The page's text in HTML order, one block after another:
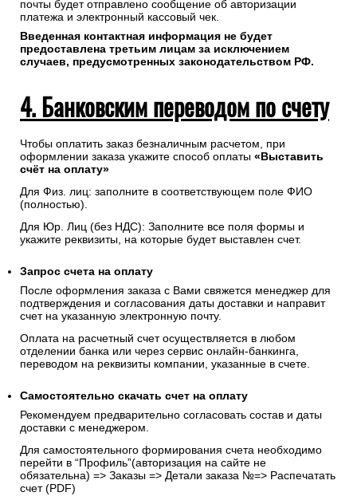
почты будет отправлено сообщение об авторизации
платежа и электронный кассовый чек.
Введенная контактная информация не будет
предоставлена третьим лицам за исключением
случаев, предусмотренных законодательством РФ.
4. Банковским переводом по счету
Чтобы оплатить заказ безналичным расчетом, при
оформлении заказа укажите способ оплаты «Выставить
счёт на оплату»
Для Физ. лиц: заполните в соответствующем поле ФИО
(полностью).
Для Юр. Лиц (без НДС): Заполните все поля формы и
укажите реквизиты, на которые будет выставлен счет.
Запрос счета на оплату
После оформления заказа с Вами свяжется менеджер для
подтверждения и согласования даты доставки и направит
счет на указанную электронную почту.
Оплата на расчетный счет осуществляется в любом
отделении банка или через сервис онлайн-банкинга,
переводом на реквизиты компании, указанные в счете.
Самостоятельно скачать счет на оплату
Рекомендуем предварительно согласовать состав и даты
доставки с менеджером.
Для самостоятельного формирования счета необходимо
перейти в “Профиль”(авторизация на сайте не
обязательна) => Заказы => Детали заказа №=> Распечатать
счет (PDF)